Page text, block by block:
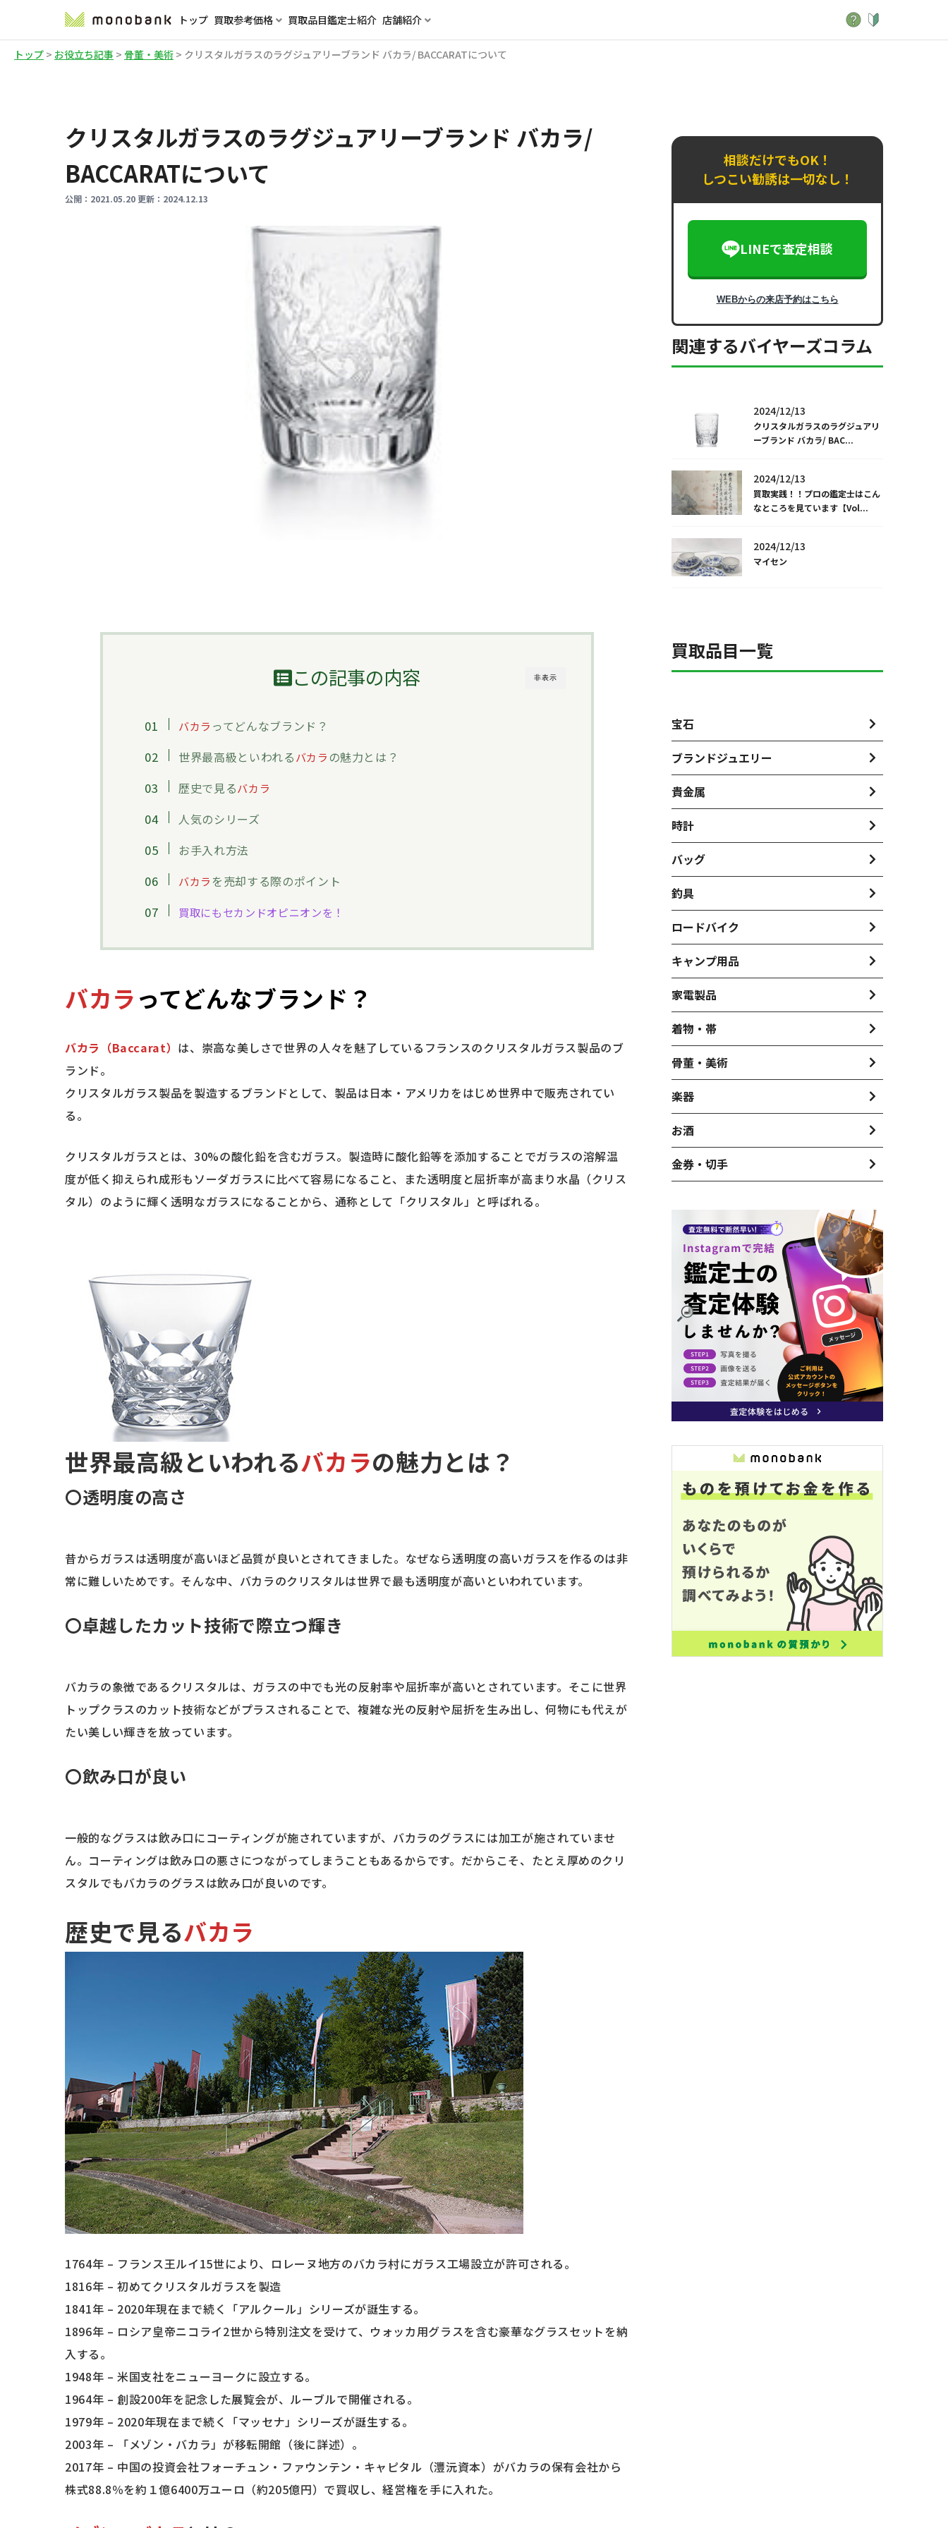
トップ 買取参考価格 買取品目鑑定士紹介 店舗紹介
トップ > お役立ち記事 > 骨董・美術 > クリスタルガラスのラグジュアリーブランド バカラ/ BACCARATについて
クリスタルガラスのラグジュアリーブランド バカラ/
BACCARATについて
公開： 2021.05.20 更新： 2024.12.13
非表示
この記事の内容
バカラ ってどんなブランド？
世界最高級といわれるバカラ の魅力とは？
歴史で見るバカラ
人気のシリーズ
お手入れ方法
バカラ を売却する際のポイント
買取にもセカンドオピニオンを！
バカラってどんなブランド？
バカラ（Baccarat） は、崇高な美しさで世界の人々を魅了しているフランスのクリスタルガラス製品のブ
ランド。
クリスタルガラス製品を製造するブランドとして、製品は日本・アメリカをはじめ世界中で販売されてい
る。
クリスタルガラスとは、30%の酸化鉛を含むガラス。製造時に酸化鉛等を添加することでガラスの溶解温
度が低く抑えられ成形もソーダガラスに比べて容易になること、また透明度と屈折率が高まり水晶（クリス
タル）のように輝く透明なガラスになることから、通称として「クリスタル」と呼ばれる。
世界最高級といわれるバカラの魅力とは？
〇透明度の高さ
昔からガラスは透明度が高いほど品質が良いとされてきました。なぜなら透明度の高いガラスを作るのは非
常に難しいためです。そんな中、バカラのクリスタルは世界で最も透明度が高いといわれています。
〇卓越したカット技術で際立つ輝き
バカラの象徴であるクリスタルは、ガラスの中でも光の反射率や屈折率が高いとされています。そこに世界
トップクラスのカット技術などがプラスされることで、複雑な光の反射や屈折を生み出し、何物にも代えが
たい美しい輝きを放っています。
〇飲み口が良い
一般的なグラスは飲み口にコーティングが施されていますが、バカラのグラスには加工が施されていませ
ん。コーティングは飲み口の悪さにつながってしまうこともあるからです。だからこそ、たとえ厚めのクリ
スタルでもバカラのグラスは飲み口が良いのです。
歴史で見るバカラ
1764年 – フランス王ルイ15世により、ロレーヌ地方のバカラ村にガラス工場設立が許可される。
1816年 – 初めてクリスタルガラスを製造
1841年 – 2020年現在まで続く「アルクール」シリーズが誕生する。
1896年 – ロシア皇帝ニコライ2世から特別注文を受けて、ウォッカ用グラスを含む豪華なグラスセットを納
入する。
1948年 – 米国支社をニューヨークに設立する。
1964年 – 創設200年を記念した展覧会が、ルーブルで開催される。
1979年 – 2020年現在まで続く「マッセナ」シリーズが誕生する。
2003年 – 「メゾン・バカラ」が移転開館（後に詳述）。
2017年 – 中国の投資会社フォーチュン・ファウンテン・キャピタル（灃沅資本）がバカラの保有会社から
株式88.8％を約１億6400万ユーロ（約205億円）で買収し、経営権を手に入れた。
相談だけでもOK！
しつこい勧誘は一切なし！
LINEで査定相談
WEBからの来店予約はこちら
関連するバイヤーズコラム
2024/12/13
クリスタルガラスのラグジュアリ
ーブランド バカラ/ BAC...
2024/12/13
買取実践！！プロの鑑定士はこん
なところを見ています【Vol...
2024/12/13
マイセン
買取品目一覧
宝石
ブランドジュエリー
貴金属
時計
バッグ
釣具
ロードバイク
キャンプ用品
家電製品
着物・帯
骨董・美術
楽器
お酒
金券・切手